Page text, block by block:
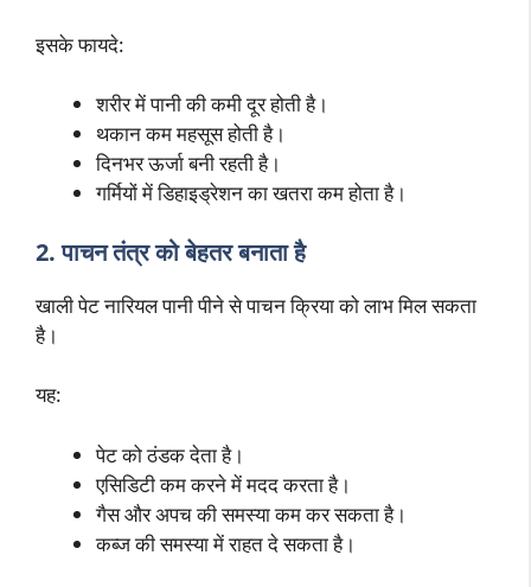
इसके फायदे:
शरीर में पानी की कमी दूर होती है।
थकान कम महसूस होती है।
दिनभर ऊर्जा बनी रहती है।
गर्मियों में डिहाइड्रेशन का खतरा कम होता है।
2. पाचन तंत्र को बेहतर बनाता है
खाली पेट नारियल पानी पीने से पाचन क्रिया को लाभ मिल सकता
है।
यह:
पेट को ठंडक देता है।
एसिडिटी कम करने में मदद करता है।
गैस और अपच की समस्या कम कर सकता है।
कब्ज की समस्या में राहत दे सकता है।